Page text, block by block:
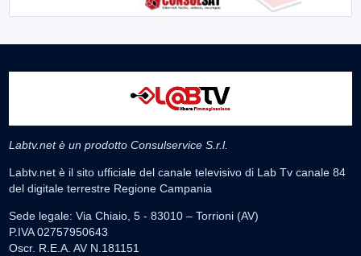
Labtv.net è un prodotto Consulservice S.r.l.
Labtv.net è il sito ufficiale del canale televisivo di Lab Tv canale 84
del digitale terrestre Regione Campania
Sede legale: Via Chiaio, 5 - 83010 – Torrioni (AV)
P.IVA 02757950643
Oscr. R.E.A. AV N.181151